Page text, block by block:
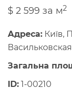
$ 2 599 за м2
Адреса: Київ,
Загальна
ID: 1-00210